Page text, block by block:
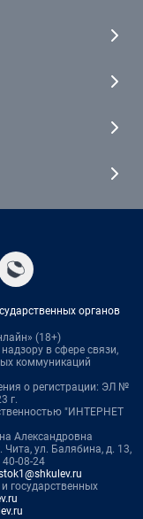
органов
(18+)
в сфере связи,
коммуникаций
о регистрации: ЭЛ №
г.
"ИНТЕРНЕТ
Александровна
Чита, ул. Балябина, д. 13,
40-08-24
государственных